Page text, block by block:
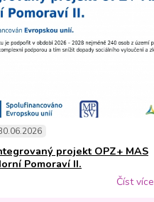
projekt OPZ+ MAS
Pomoraví II.
Číst více